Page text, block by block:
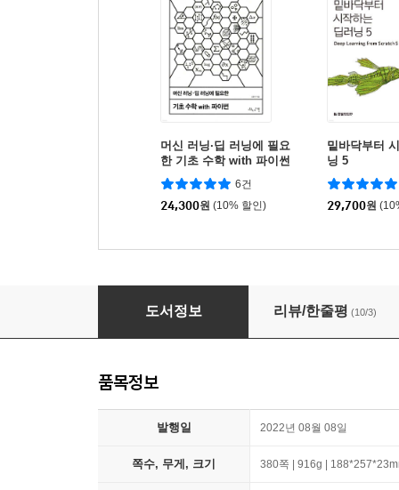
머신 러닝·딥 러닝에 필요
한 기초 수학 with 파이썬
6건
24,300원 (10% 할인)
밑바닥부터
닝 5
29,700원
딥러닝을 위한 수학
도서정보 리뷰/한줄평 (10/3)
품목정보
발행일 2022년 08월 08일
쪽수, 무게, 크기 380쪽 | 916g |